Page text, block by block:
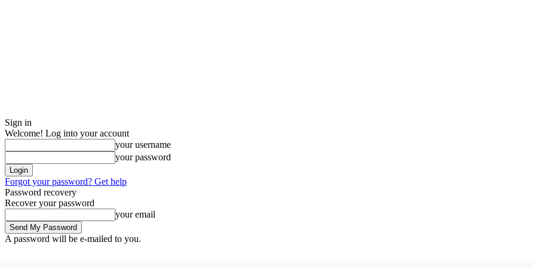
Sign in
Welcome! Log into your account
your username
your password
Forgot your password? Get help
Password recovery
Recover your password
your email
A password will be e-mailed to you.